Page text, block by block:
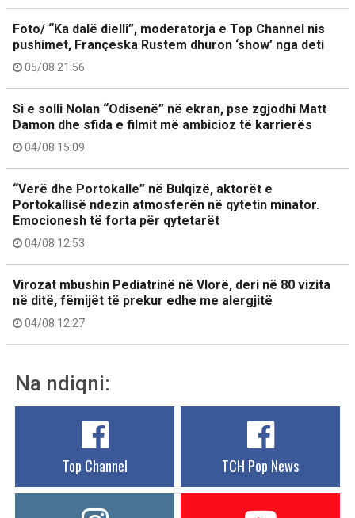
Foto/ “Ka dalë dielli”, moderatorja e Top Channel nis
pushimet, Françeska Rustem dhuron ‘show’ nga deti
05/08 21:56
Si e solli Nolan “Odisenë” në ekran, pse zgjodhi Matt
Damon dhe sfida e filmit më ambicioz të karrierës
04/08 15:09
“Verë dhe Portokalle” në Bulqizë, aktorët e
Portokallisë ndezin atmosferën në qytetin minator.
Emocionesh të forta për qytetarët
04/08 12:53
Virozat mbushin Pediatrinë në Vlorë, deri në 80 vizita
në ditë, fëmijët të prekur edhe me alergjitë
04/08 12:27
Na ndiqni:
Top Channel TCH Pop News